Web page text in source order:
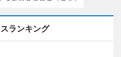
ランキング